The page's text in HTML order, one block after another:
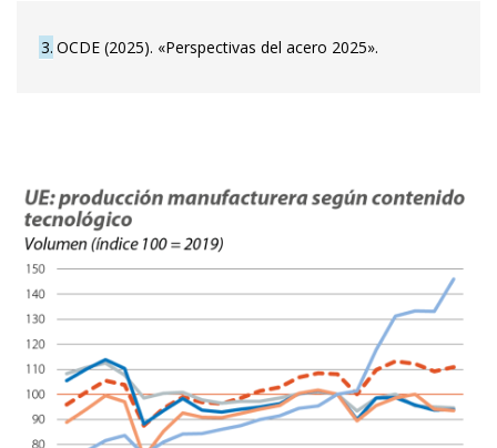
3 OCDE (2025). «Perspectivas del acero 2025».